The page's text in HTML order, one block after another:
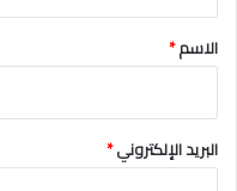
*
الاسم*
البريد الإلكتروني*